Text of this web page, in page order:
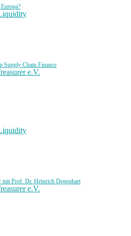
Supply Chain Finance
e.V.
mit Prof. Dr. Heinrich Degenhart
e.V.